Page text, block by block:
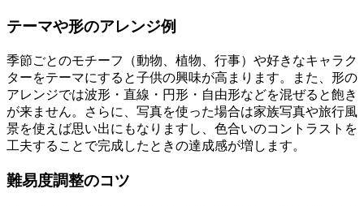
テーマや形のアレンジ例
季節ごとのモチーフ（動物、植物、行事）や好きなキャラク
ターをテーマにすると子供の興味が高まります。また、形の
アレンジでは波形・直線・円形・自由形などを混ぜると飽き
が来ません。さらに、写真を使った場合は家族写真や旅行風
景を使えば思い出にもなりますし、色合いのコントラストを
工夫することで完成したときの達成感が増します。
難易度調整のコツ